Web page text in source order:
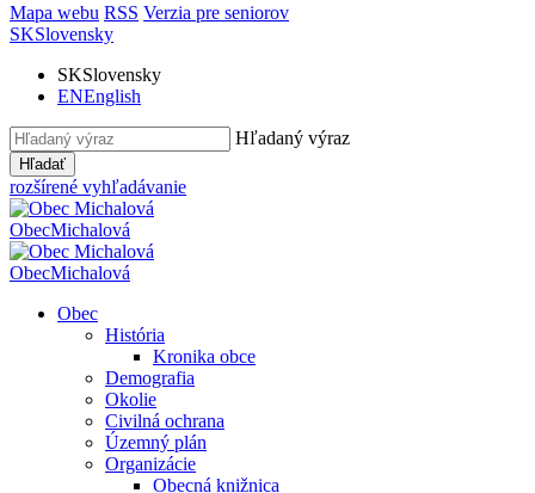
Mapa webu RSS Verzia pre seniorov
SKSlovensky
SKSlovensky
ENEnglish
Hľadaný výraz
Hľadať
rozšírené vyhľadávanie
ObecMichalová
ObecMichalová
Obec
História
Kronika obce
Demografia
Okolie
Civilná ochrana
Územný plán
Organizácie
Obecná knižnica